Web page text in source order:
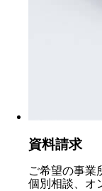
資料請求
ご希望の事業
個別相談、オ